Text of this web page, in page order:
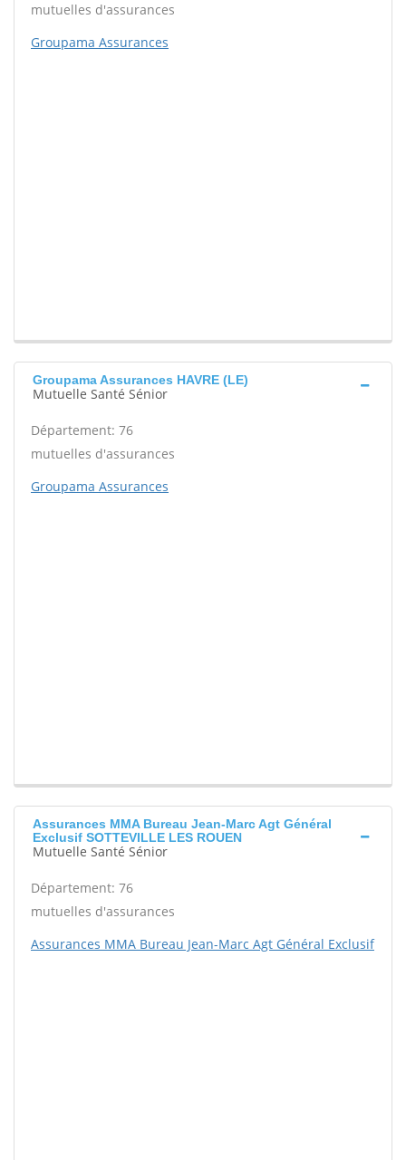
mutuelles d'assurances
Groupama Assurances
Groupama Assurances HAVRE (LE)
Mutuelle Santé Sénior
Département: 76
mutuelles d'assurances
Groupama Assurances
Assurances MMA Bureau Jean-Marc Agt Général
Exclusif SOTTEVILLE LES ROUEN
Mutuelle Santé Sénior
Département: 76
mutuelles d'assurances
Assurances MMA Bureau Jean-Marc Agt Général Exclusif